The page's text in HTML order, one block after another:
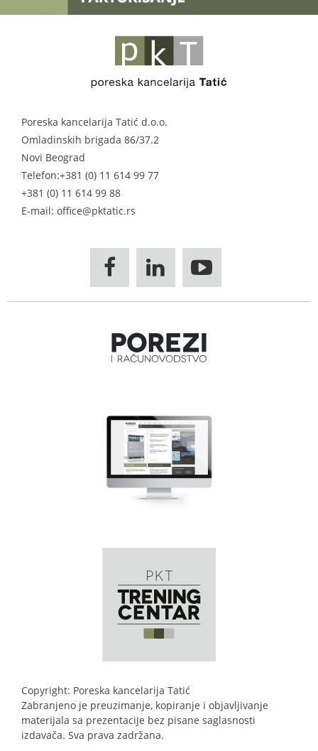
Poreska kancelarija Tatić d.o.o.
Omladinskih brigada 86/37.2
Novi Beograd
Telefon:+381 (0) 11 614 99 77
+381 (0) 11 614 99 88
E-mail: office@pktatic.rs
  
Copyright: Poreska kancelarija Tatić
Zabranjeno je preuzimanje, kopiranje i objavljivanje
materijala sa prezentacije bez pisane saglasnosti
izdavača. Sva prava zadržana.